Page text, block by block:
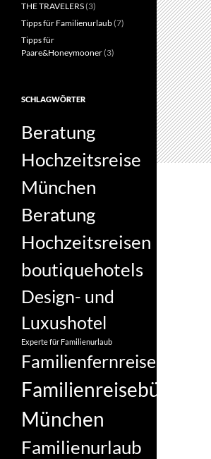
THE TRAVELERS(3)
Tipps für Familienurlaub(7)
Tipps für
Paare&Honeymooner(3)
SCHLAGWÖRTER
Beratung
Hochzeitsreise
München
Beratung
Hochzeitsreisen
boutiquehotels
Design- und
Luxushotel
Experte für Familienurlaub
Familienfernreise
Familienreisebüro
München
Familienurlaub